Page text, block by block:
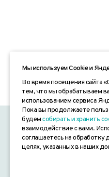
«СТОМЭКС» © 2026
Согласие на обработку
Согласие на получение
Мы используем Сookie и
Во время посещения сайта
тем, что мы обрабатываем
использованием сервиса
Пока вы продолжаете
будемсобирать и хранить
взаимодействие с вами.
соглашаетесь на обработку
целях, указанных в наших